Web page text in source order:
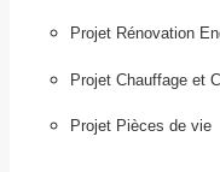
Projet Rénovation
Projet Chauffage et
Projet Pièces de vie